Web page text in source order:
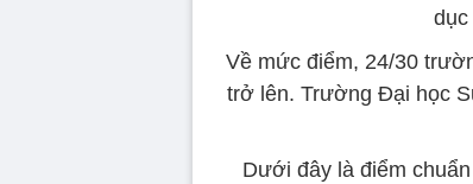
dục
Về mức điểm, 24/30
trở lên. Trường Đại học
Dưới đây là điểm